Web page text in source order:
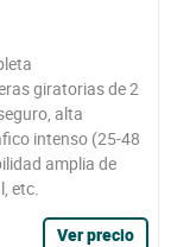
giratorias de 2
alta
intenso (25-48
amplia de
etc.
Ver precio